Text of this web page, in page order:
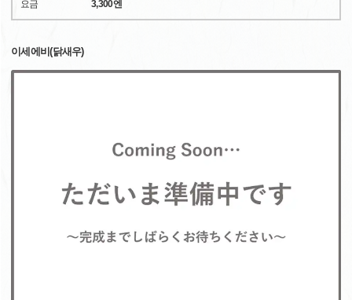
요금 3,300엔
이세에비(닭새우)